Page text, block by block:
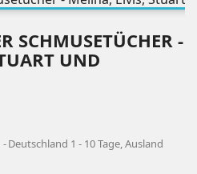
SCHMUSETÜCHER -
UND
Deutschland 1 - 10 Tage, Ausland